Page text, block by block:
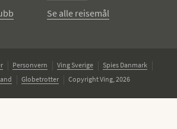
Se alle reisemål
Personvern Ving Sverige
Spies Danmark
Globetrotter Copyright Ving, 2026